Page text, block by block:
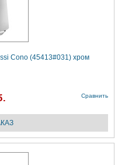
Cono (45413#031) хром
Сравнить